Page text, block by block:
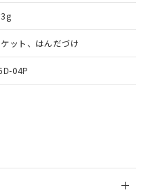
ット、はんだづけ
04P
だくには、I-Web
されている必要が
イト上で当社にご
トについて、当社
用者が、当社の製
ます。
ロード
非含有を証明す
境に深刻な影響を
す。
ん。
いない機種